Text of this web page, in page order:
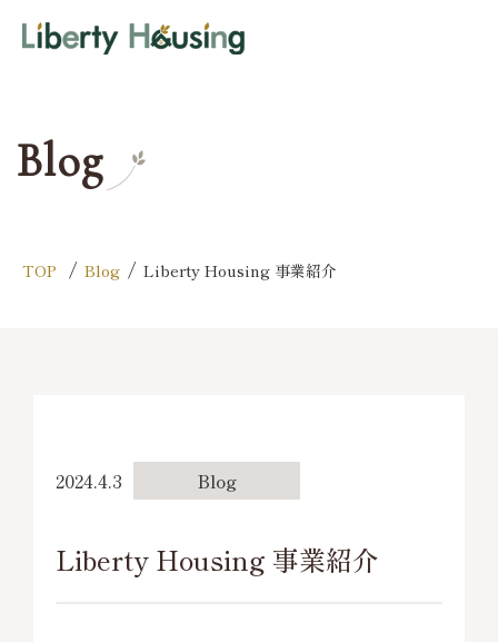
Blog
TOP / Blog / Liberty Housing 事業紹介
2024.4.3 Blog
Liberty Housing 事業紹介